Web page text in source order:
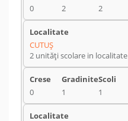
0 2 2
CUTUŞ
2 unități scolare in localitate
0 1 1